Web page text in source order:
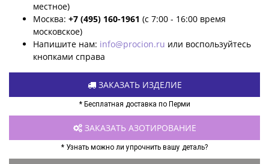
местное)
Москва: +7 (495) 160-1961 (с 7:00 - 16:00 время
московское)
Напишите нам: info@procion.ru или воспользуйтесь
кнопками справа
ЗАКАЗАТЬ ИЗДЕЛИЕ
* Бесплатная доставка по Перми
ЗАКАЗАТЬ АЗОТИРОВАНИЕ
* Узнать можно ли упрочнить вашу деталь?